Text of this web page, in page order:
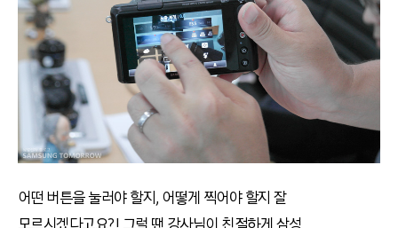
어떤 버튼을 눌러야 할지, 어떻게 찍어야 할지 잘